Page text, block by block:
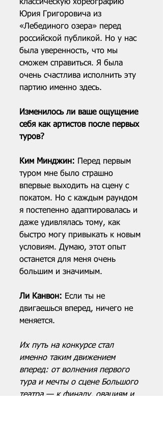
классическую хореографию
Юрия Григоровича из
«Лебединого озера» перед
российской публикой. Но у нас
была уверенность, что мы
сможем справиться. Я была
очень счастлива исполнить эту
партию именно здесь.
Изменилось ли ваше ощущение
себя как артистов после первых
туров?
Ким Минджин: Перед первым
туром мне было страшно
впервые выходить на сцену с
покатом. Но с каждым раундом
я постепенно адаптировалась и
даже удивлялась тому, как
быстро могу привыкать к новым
условиям. Думаю, этот опыт
останется для меня очень
большим и значимым.
Ли Канвон: Если ты не
двигаешься вперед, ничего не
меняется.
Их путь на конкурсе стал
именно таким движением
вперед: от волнения первого
тура и мечты о сцене Большого
театра — к финалу, овациям и